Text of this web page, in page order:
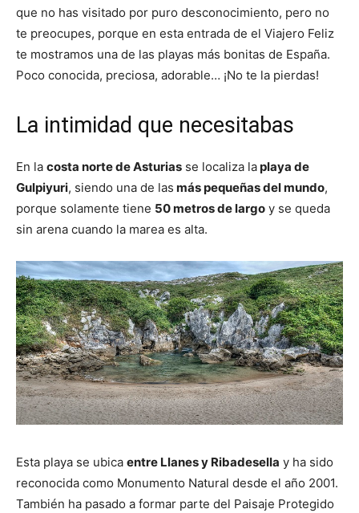
que no has visitado por puro desconocimiento, pero no
te preocupes, porque en esta entrada de el Viajero Feliz
te mostramos una de las playas más bonitas de España.
Poco conocida, preciosa, adorable… ¡No te la pierdas!
La intimidad que necesitabas
En la costa norte de Asturias se localiza laplaya de
Gulpiyuri, siendo una de las más pequeñas del mundo,
porque solamente tiene 50 metros de largo y se queda
sin arena cuando la marea es alta.
Esta playa se ubica entre Llanes y Ribadesella y ha sido
reconocida como Monumento Natural desde el año 2001.
También ha pasado a formar parte del Paisaje Protegido